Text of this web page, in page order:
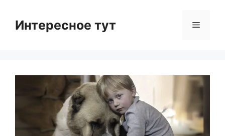
contentИнтересное тут Menu